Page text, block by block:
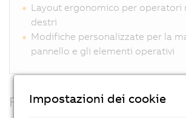
Layout ergonomico per operatori
destri
Modifiche personalizzate per la
pannello e gli elementi operativi
Funzionamento semplice e
Impostazioni dei cookie